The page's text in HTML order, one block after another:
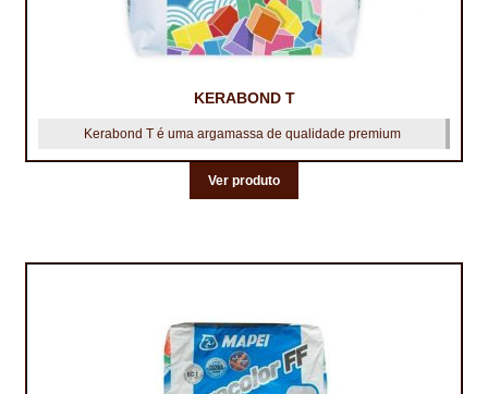
KERABOND T
Kerabond T é uma argamassa de qualidade premium
Ver produto